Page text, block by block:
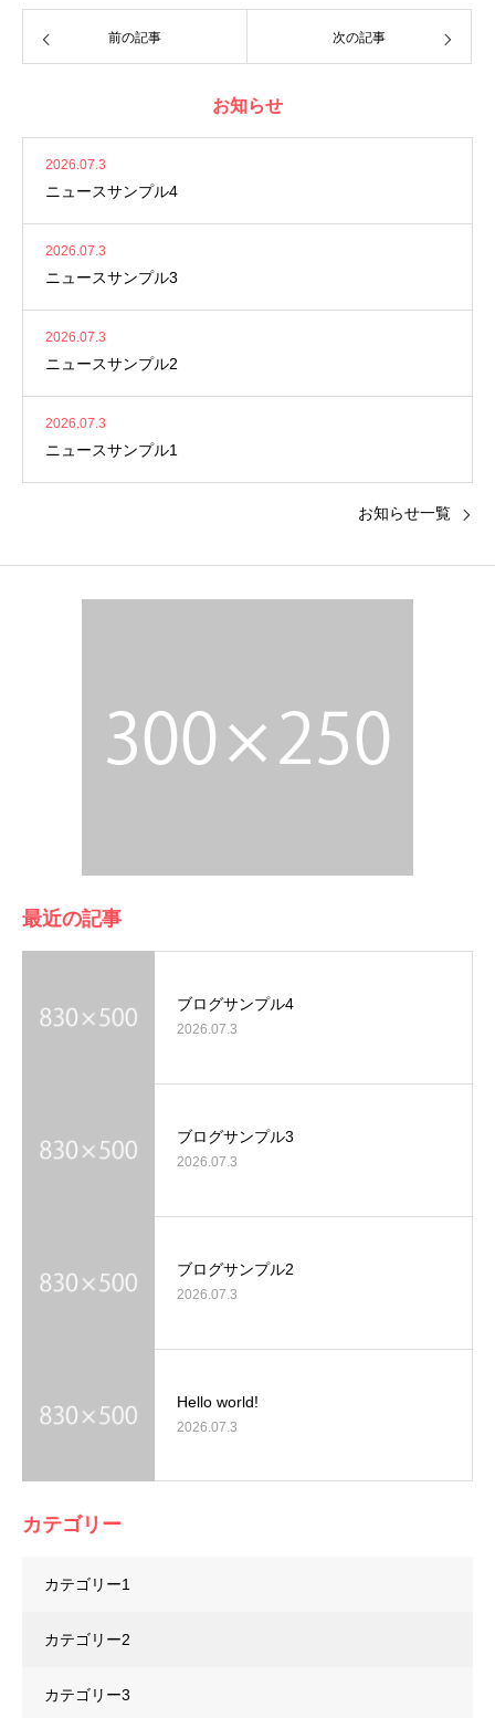
前の記事 次の記事
お知らせ
2026.07.3
ニュースサンプル4
2026.07.3
ニュースサンプル3
2026.07.3
ニュースサンプル2
2026.07.3
ニュースサンプル1
お知らせ一覧
最近の記事
ブログサンプル4
2026.07.3
ブログサンプル3
2026.07.3
ブログサンプル2
2026.07.3
Hello world!
2026.07.3
カテゴリー
カテゴリー1
カテゴリー2
カテゴリー3